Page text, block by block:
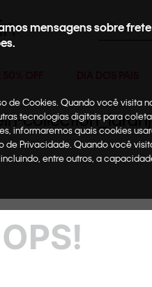
Buscar
OFF
mensagens sobre
de Cookies. Quando você visita
tecnologias digitais para
informaremos quais cookies
de Privacidade. Quando você
entre outros, a